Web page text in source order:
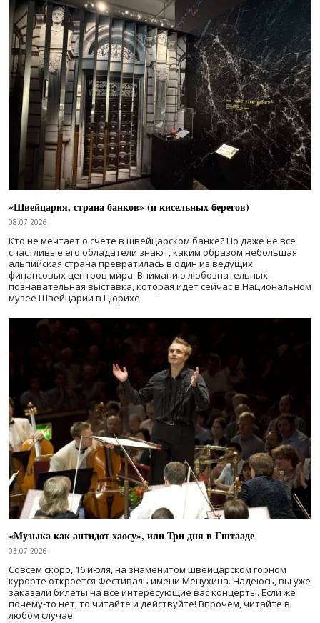
«Швейцария, страна банков» (и кисельных берегов)
08.07.2026
Кто не мечтает о счете в швейцарском банке? Но даже не все
счастливые его обладатели знают, каким образом небольшая
альпийская страна превратилась в один из ведущих
финансовых центров мира. Вниманию любознательных –
познавательная выставка, которая идет сейчас в Национальном
музее Швейцарии в Цюрихе.
«Музыка как антидот хаосу», или Три дня в Гштааде
03.07.2026
Совсем скоро, 16 июля, на знаменитом швейцарском горном
курорте откроется Фестиваль имени Менухина. Надеюсь, вы уже
заказали билеты на все интересующие вас концерты. Если же
почему-то нет, то читайте и действуйте! Впрочем, читайте в
любом случае.